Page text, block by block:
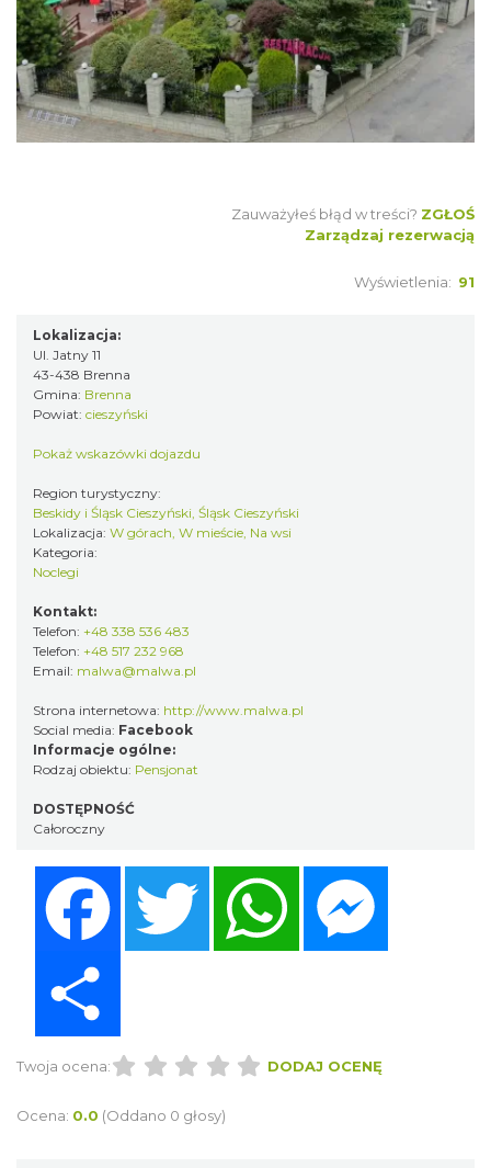
Zauważyłeś błąd w treści? ZGŁOŚ
Zarządzaj rezerwacją
Wyświetlenia: 91
Lokalizacja:
Ul. Jatny 11
43-438 Brenna
Gmina: Brenna
Powiat: cieszyński
Pokaż wskazówki dojazdu
Region turystyczny:
Beskidy i Śląsk Cieszyński, Śląsk Cieszyński
Lokalizacja: W górach, W mieście, Na wsi
Kategoria:
Noclegi
Kontakt:
Telefon: +48 338 536 483
Telefon: +48 517 232 968
Email: malwa@malwa.pl
Strona internetowa: http://www.malwa.pl
Social media: Facebook
Informacje ogólne:
Rodzaj obiektu: Pensjonat
DOSTĘPNOŚĆ
Całoroczny
Twitter
Twoja ocena: DODAJ OCENĘ
Ocena: 0.0 (Oddano 0 głosy)